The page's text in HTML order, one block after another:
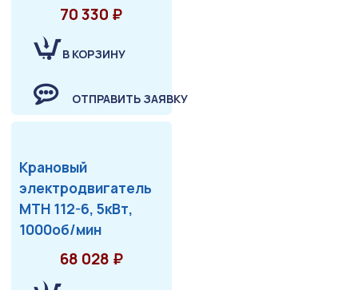
70 330 ₽
В КОРЗИНУ
ОТПРАВИТЬ ЗАЯВКУ
Крановый
электродвигатель
МТН 112-6, 5кВт,
1000об/мин
68 028 ₽